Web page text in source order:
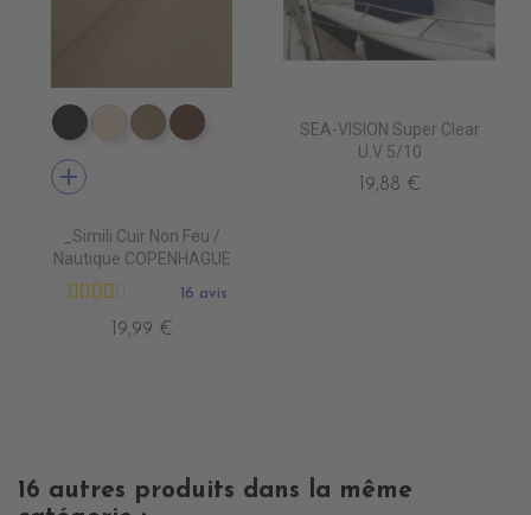
EN7005 VERT ANGLAIS
EN7001 CREME
EN7002 BEIGE
EN7003 BRUN
add
_Simili Cuir Non Feu /
Nautique COPENHAGUE
16 avis
19,99 €
SEA-VISION Super Clear
U.V 5/10
19,88 €
16 autres produits dans la même